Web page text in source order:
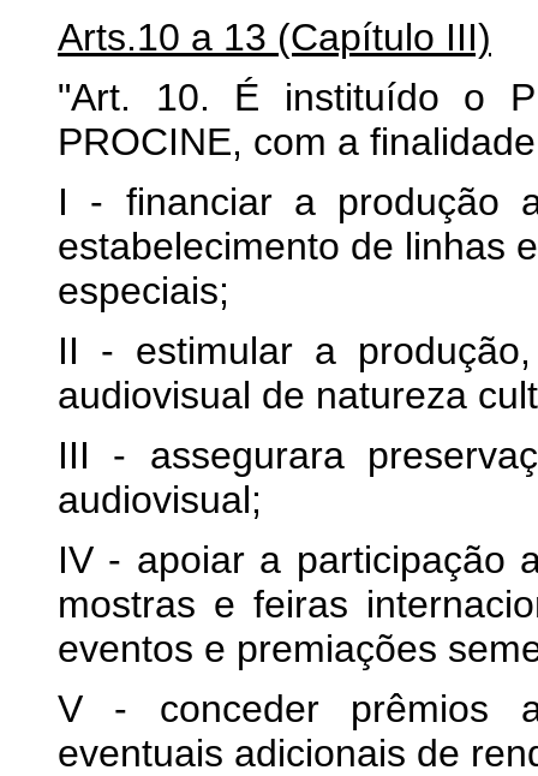
Arts.10 a 13 (Capítulo III)
"Art. 10. É instituído o
PROCINE, com a
I - financiar a produção
estabelecimento de linhas
especiais;
II - estimular a
audiovisual de natureza
III - assegurara
audiovisual;
IV - apoiar a participação
mostras e feiras
eventos e premiações
V - conceder prêmios
eventuais adicionais de